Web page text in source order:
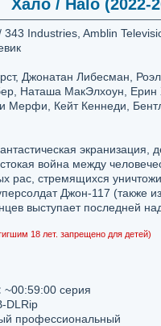
Хало / Halo (2022-
Industries, Amblin
Джонатан Либесман,
Наташа МакЭлхоун,
Мерфи, Кейт Кеннеди,
экранизация,
война между
рас, стремящихся
Джон-117 (также
выступает последней
18 лет. запрещено для детей)
~00:59:00 серия
DLRip
профессиональный